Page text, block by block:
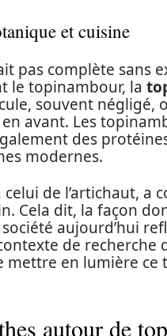
et cuisine
pas complète sans
le topinambour, la
souvent négligé,
avant. Les
des
modernes.
de l’artichaut, a
Cela dit, la façon
aujourd’hui
de recherche
mettre en lumière
autour de